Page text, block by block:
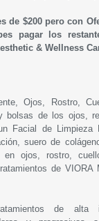
de $200 pero con
pagar los
& Wellness
Ojos, Rostro,
bolsas de los ojos,
Facial de Limpieza
suero de
en ojos, rostro,
de VIORA
de alta